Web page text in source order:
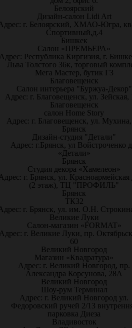
Белоярский
Дизайн-салон Lidi Art
г. Белоярский, ХМАО-Югра,
Спортивный,д.4
Бишкек
Салон «ПРЕМЬЕРА»
Республика Киргизия, г.
Льва Толстого 36к, торговый
Мега Мастер, бутик Г3
Благовещенск
Салон интерьера "Буржуа-Декор"
Адрес: г. Благовещенск, ул. Зейская,
Благовещенск
салон Home Story
Адрес: г. Благовещенск, ул.
Брянск
Дизайн-студия "Детали"
Адрес: г.Брянск, ул Войстроченко
«Детали»
Брянск
Студия декора «Хамелеон»
г. Брянск, ул. Красноармейская
(2 этаж), ТЦ "ПРОФИЛЬ"
Брянск
ТК32
г. Брянск, ул. им. О.Н.
Великие Луки
Салон-магазин «FORMAT»
г. Великие Луки, пр.
60
Великий Новгород
Магазин «Квадратура»
Адрес: г. Великий Новгород, пр.
Александра Корсунова, 28А
Великий Новгород
Шоу-рум Терминал
Адрес: г. Великий Новгород ул.
Федоровский ручей 2/13
парковка Диеза
Владивосток